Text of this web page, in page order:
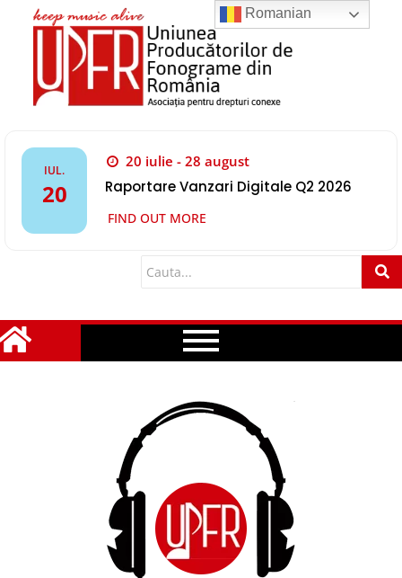
IUL.
20
20 iulie - 28 august
Raportare Vanzari Digitale Q2 2026
FIND OUT MORE
Romanian